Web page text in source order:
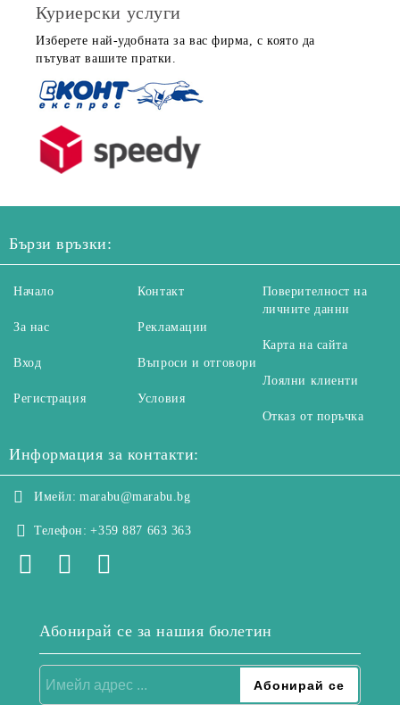
Куриерски услуги
Изберете най-удобната за вас фирма, с която да
пътуват вашите пратки.
Бързи връзки:
Начало
За нас
Вход
Регистрация
Контакт
Рекламации
Въпроси и отговори
Условия
Поверителност на
личните данни
Карта на сайта
Лоялни клиенти
Отказ от поръчка
Информация за контакти:
Имейл: marabu@marabu.bg
Телефон: +359 887 663 363
Абонирай се за нашия бюлетин